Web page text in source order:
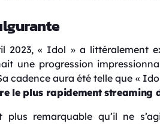
2023, « Idol » a littéralement
une progression
cadence aura été telle que «
le plus rapidement streaming
plus remarquable qu’il ne